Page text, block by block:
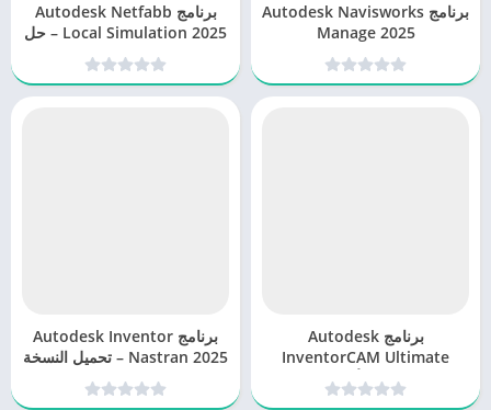
برنامج Autodesk Navisworks
Manage 2025
برنامج Autodesk Netfabb
Local Simulation 2025 – حل
مثالي لتحسين عمليات الطباعة
ثلاثية الأبعاد
برنامج Autodesk
InventorCAM Ultimate
2025: الحل الأمثل لتصميم
وتصنيع الأجزاء الميكانيكية
برنامج Autodesk Inventor
Nastran 2025 – تحميل النسخة
الكاملة